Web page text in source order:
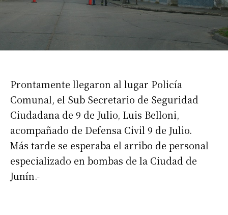
Prontamente llegaron al lugar Policía
Comunal, el Sub Secretario de Seguridad
Ciudadana de 9 de Julio, Luis Belloni,
acompañado de Defensa Civil 9 de Julio.
Más tarde se esperaba el arribo de personal
especializado en bombas de la Ciudad de
Junín.-